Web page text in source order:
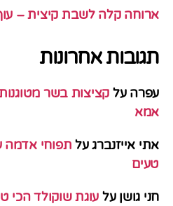
ארוחה קלה לשבת קיצית –
תגובות אחרונות
עפרה על קציצות בשר
אמא
אתי אייזנברגעל תפוחי אדמה
טעים
חני גושן על עוגת שוקולד הכי